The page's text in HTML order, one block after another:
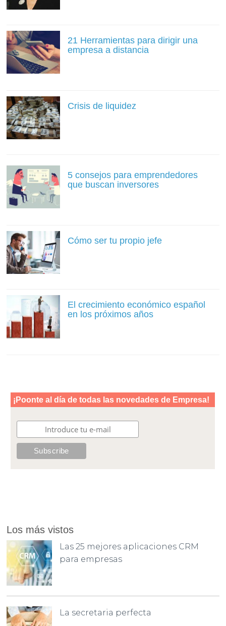
21 Herramientas para dirigir una
empresa a distancia
Crisis de liquidez
5 consejos para emprendedores
que buscan inversores
Cómo ser tu propio jefe
El crecimiento económico español
en los próximos años
Los más vistos
Las 25 mejores aplicaciones CRM
para empresas
La secretaria perfecta